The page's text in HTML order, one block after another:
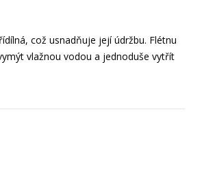
což usnadňuje její údržbu. Flétnu
vlažnou vodou a jednoduše vytřít